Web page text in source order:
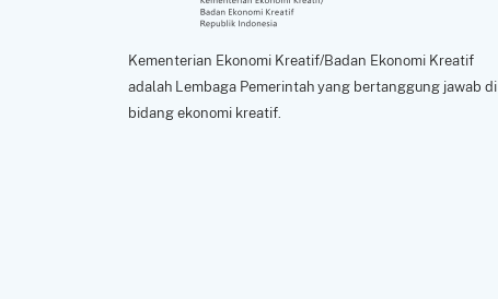
Kementerian Ekonomi Kreatif/Badan Ekonomi Kreatif
adalah Lembaga Pemerintah yang bertanggung jawab di
bidang ekonomi kreatif.